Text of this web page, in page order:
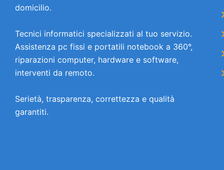
domicilio.
Tecnici informatici specializzati al tuo servizio.
Assistenza pc fissi e portatili notebook a 360°,
riparazioni computer, hardware e software,
interventi da remoto.
Serietà, trasparenza, correttezza e qualità
garantiti.